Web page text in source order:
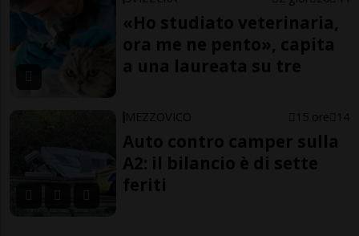
«Ho studiato veterinaria,
ora me ne pento», capita
a una laureata su tre
MEZZOVICO 15 ore 14
Auto contro camper sulla
A2: il bilancio è di sette
feriti